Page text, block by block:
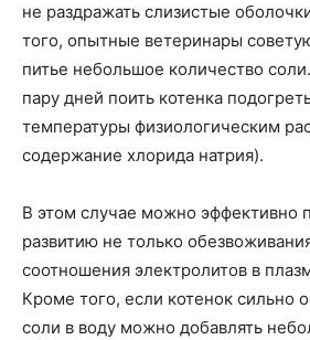
не раздражать слизистые
того, опытные ветеринары
питье небольшое количество
пару дней поить котенка
температуры физиологическим
содержание хлорида натрия).
В этом случае можно эффективно
развитию не только
соотношения электролитов в
Кроме того, если котенок сильно
соли в воду можно добавлять